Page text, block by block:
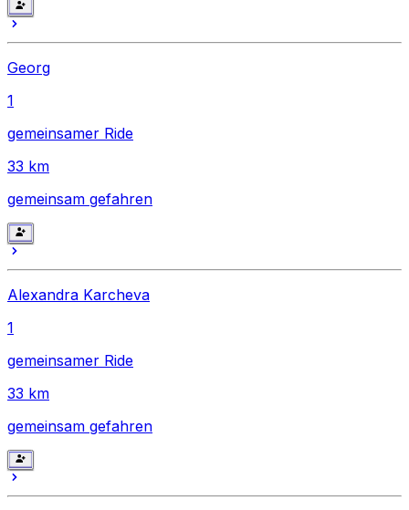
Georg
1
gemeinsamer Ride
33 km
gemeinsam gefahren
Alexandra Karcheva
1
gemeinsamer Ride
33 km
gemeinsam gefahren